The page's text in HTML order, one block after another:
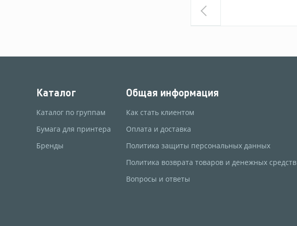
Каталог
Каталог по группам
Бумага для принтера
Бренды
Общая информация
Как стать клиентом
Оплата и доставка
Политика защиты персональных данных
Политика возврата товаров и денежных средств
Вопросы и ответы